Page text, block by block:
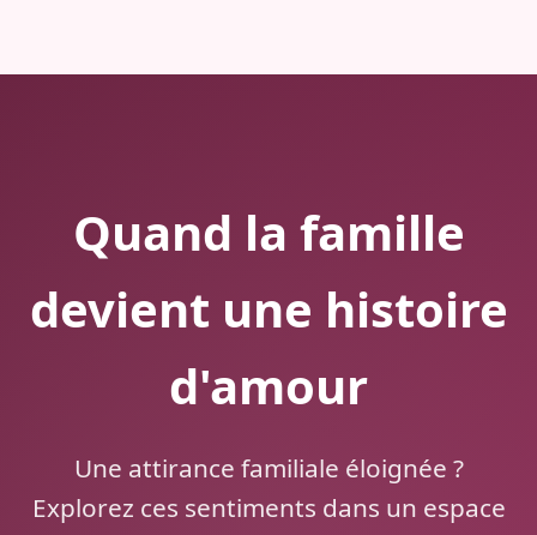
Quand la famille
devient une histoire
d'amour
Une attirance familiale éloignée ?
Explorez ces sentiments dans un espace